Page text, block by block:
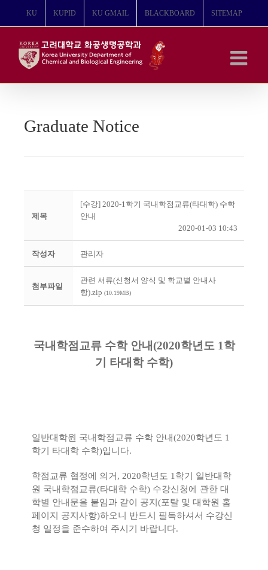
뛰
KU KUPID KU GMAIL BLACKBOARD SITEMAP
Graduate Notice
제목
[수강] 2020-1학기 국내학점교류(타대학) 수학
안내
2020-01-03 10:43
작성자 관리자
첨부파일
관련 서류(신청서 양식 및 학교별 안내사
항).zip (10.19MB)
국내학점교류 수학 안내(2020학년도 1학
기 타대학 수학)
일반대학원 국내학점교류 수학 안내(2020학년도 1
학기 타대학 수학)입니다.
학점교류 협정에 의거, 2020학년도 1학기 일반대학
원 국내학점교류(타대학 수학) 수강신청에 관한 대
학별 안내문을 붙임과 같이 공지(포탈 및 대학원 홈
페이지 공지사항)하오니 반드시 필독하셔서 수강신
청 일정을 준수하여 주시기 바랍니다.